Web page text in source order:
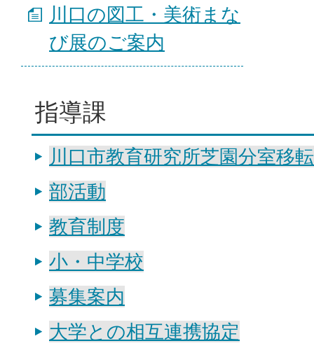
川口の図工・美術まな
び展のご案内
指導課
川口市教育研究所芝園分室移
部活動
教育制度
小・中学校
募集案内
大学との相互連携協定